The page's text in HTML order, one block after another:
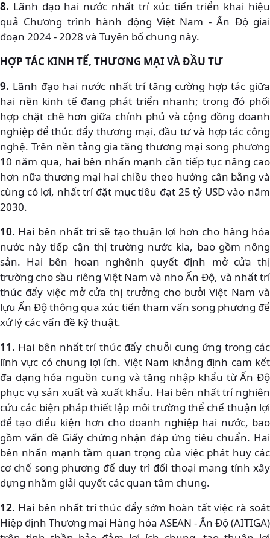
8. Lãnh đạo hai nước nhất trí xúc tiến triển khai hiệu
quả Chương trình hành động Việt Nam - Ấn Độ giai
đoạn 2024 - 2028 và Tuyên bố chung này.
HỢP TÁC KINH TẾ, THƯƠNG MẠI VÀ ĐẦU TƯ
9. Lãnh đạo hai nước nhất trí tăng cường hợp tác giữa
hai nền kinh tế đang phát triển nhanh; trong đó phối
hợp chặt chẽ hơn giữa chính phủ và cộng đồng doanh
nghiệp để thúc đẩy thương mại, đầu tư và hợp tác công
nghệ. Trên nền tảng gia tăng thương mại song phương
10 năm qua, hai bên nhấn mạnh cần tiếp tục nâng cao
hơn nữa thương mại hai chiều theo hướng cân bằng và
cùng có lợi, nhất trí đặt mục tiêu đạt 25 tỷ USD vào năm
2030.
10. Hai bên nhất trí sẽ tạo thuận lợi hơn cho hàng hóa
nước này tiếp cận thị trường nước kia, bao gồm nông
sản. Hai bên hoan nghênh quyết định mở cửa thị
trường cho sầu riêng Việt Nam và nho Ấn Độ, và nhất trí
thúc đẩy việc mở cửa thị trưởng cho bưởi Việt Nam và
lựu Ấn Độ thông qua xúc tiến tham vấn song phương để
xử lý các vấn đề kỹ thuật.
11. Hai bên nhất trí thúc đẩy chuỗi cung ứng trong các
lĩnh vực có chung lợi ích. Việt Nam khẳng định cam kết
đa dạng hóa nguồn cung và tăng nhập khẩu từ Ấn Độ
phục vụ sản xuất và xuất khẩu. Hai bên nhất trí nghiên
cứu các biện pháp thiết lập môi trường thể chế thuận lợi
để tạo điểu kiện hơn cho doanh nghiệp hai nước, bao
gồm vấn đề Giấy chứng nhận đáp ứng tiêu chuẩn. Hai
bên nhấn mạnh tầm quan trọng của việc phát huy các
cơ chế song phương để duy trì đối thoại mang tính xây
dựng nhằm giải quyết các quan tâm chung.
12. Hai bên nhất trí thúc đẩy sớm hoàn tất việc rà soát
Hiệp định Thương mại Hàng hóa ASEAN - Ấn Độ (AITIGA)